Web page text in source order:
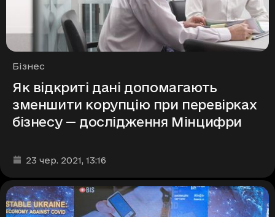
Рубрики
Бізнес
Як відкриті дані допомагають
зменшити корупцію при перевірках
бізнесу — дослідження Мінцифри
Дата та час публікації
23 чер. 2021, 13:16